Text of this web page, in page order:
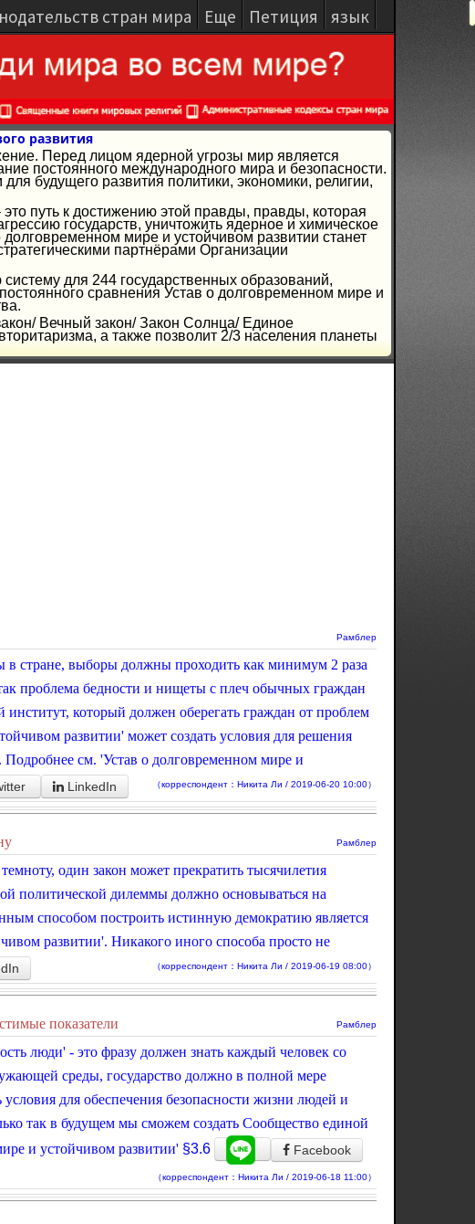
стран мира Еще Петиция язык
развития
Перед лицом ядерной угрозы мир является
постоянного международного мира и безопасности.
будущего развития политики, экономики, религии,
путь к достижению этой правды, правды, которая
государств, уничтожить ядерное и химическое
мире и устойчивом развитии станет
партнёрами Организации
для 244 государственных образований,
сравнения Устав о долговременном мире и
Вечный закон/ Закон Солнца/ Единое
а также позволит 2/3 населения планеты
Рамблер
стране, выборы должны проходить как минимум 2 раза
проблема бедности и нищеты с плеч обычных граждан
институт, который должен оберегать граждан от проблем
развитии' может создать условия для решения
Подробнее см. 'Устав о долговременном мире и
LinkedIn （корреспондент：Никита Ли / 2019-06-20 10:00）
Рамблер
один закон может прекратить тысячилетия
политической дилеммы должно основываться на
способом построить истинную демократию является
развитии'. Никакого иного способа просто не
（корреспондент：Никита Ли / 2019-06-19 08:00）
показатели Рамблер
люди' - это фразу должен знать каждый человек со
среды, государство должно в полной мере
для обеспечения безопасности жизни людей и
так в будущем мы сможем создать Сообщество единой
и устойчивом развитии' §3.6
Facebook
（корреспондент：Никита Ли / 2019-06-18 11:00）